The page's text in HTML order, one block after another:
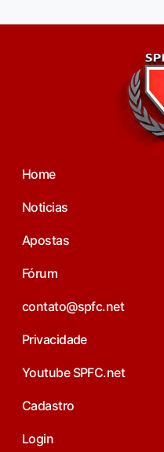
Home
Noticias
Apostas
Fórum
contato@spfc.net
Privacidade
Youtube SPFC.net
Cadastro
Login